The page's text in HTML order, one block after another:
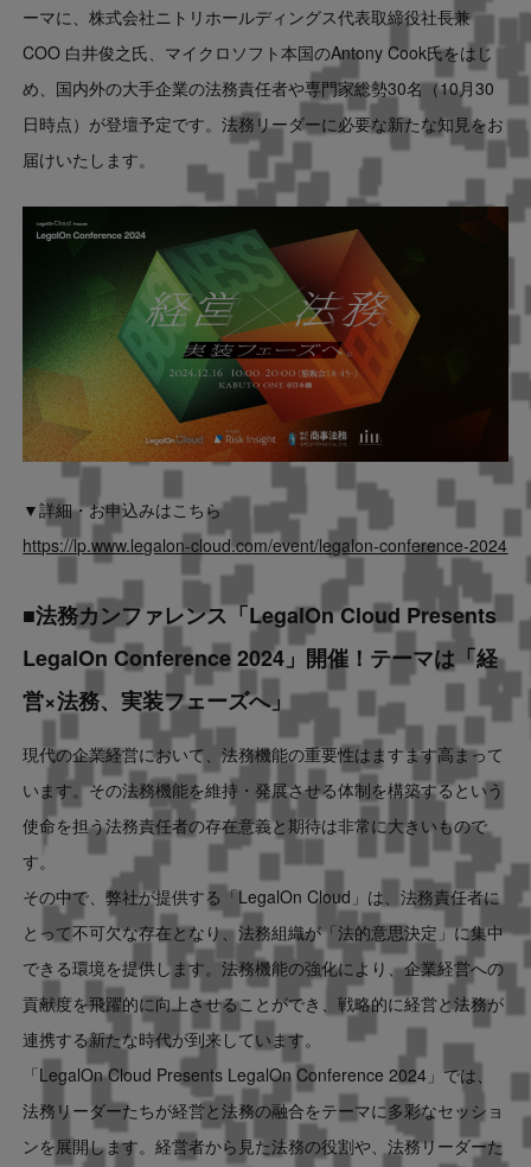
ーマに、株式会社ニトリホールディングス代表取締役社長兼
COO 白井俊之氏、マイクロソフト本国のAntony Cook氏をはじ
め、国内外の大手企業の法務責任者や専門家総勢30名（10月30
日時点）が登壇予定です。法務リーダーに必要な新たな知見をお
届けいたします。
▼詳細・お申込みはこちら
https://lp.www.legalon-cloud.com/event/legalon-conference-2024
■法務カンファレンス「LegalOn Cloud Presents
LegalOn Conference 2024」開催！テーマは「経
営×法務、実装フェーズへ」
現代の企業経営において、法務機能の重要性はますます高まって
います。その法務機能を維持・発展させる体制を構築するという
使命を担う法務責任者の存在意義と期待は非常に大きいもので
す。
その中で、弊社が提供する「LegalOn Cloud」は、法務責任者に
とって不可欠な存在となり、法務組織が「法的意思決定」に集中
できる環境を提供します。法務機能の強化により、企業経営への
貢献度を飛躍的に向上させることができ、戦略的に経営と法務が
連携する新たな時代が到来しています。
「LegalOn Cloud Presents LegalOn Conference 2024」では、
法務リーダーたちが経営と法務の融合をテーマに多彩なセッショ
ンを展開します。経営者から見た法務の役割や、法務リーダーた